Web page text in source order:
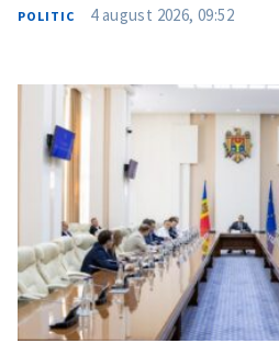
POLITIC 4 august 2026, 09:52